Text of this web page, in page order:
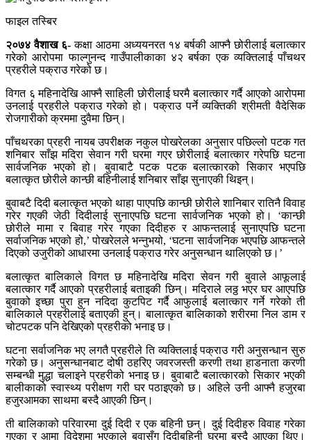
फाइल तस्बिर
२०७४ वैशाख ६-कक्षा आठमा अध्ययनरत १४ बर्षकी आफ्नै छोरीलाई बलात्कार
गरेको आरोपमा फाल्गुनन्द गाउँपालीकाका ४२ बर्षका एक व्यक्तिलाई पाँचथर
प्रहरीले पक्राउ गरेको छ।
विगत ६ महिनादेखि आफ्नै साहिली छोरीलाई घरमै बलात्कार गर्दै आएको आरोपमा
उनलाई प्रहरीले पक्राउ गरेको हो। पक्राउ पर्ने व्यक्तिकी श्रीमती वैदेसिक
रोजगारीको क्रममा दुवैमा छिन्।
पाँचथरका प्रहरी नायब उपरीक्षक नकुल पोखरेलका अनुसार पछिल्लो पटक गत
शनिबार साँझ मदिरा सेवान गरी घरमा गएर छोरीलाई बलात्कार गरेपछि घटना
सार्वजनिक भएको हो। बुवाबाटै पटक पटक बलात्कारको सिकार भएपछि
बलात्कृत छोरीले कान्छी बहिनीलाई शनिबार साँझ सुनाएकी थिइन्।
बुवाबटै दिदी बलात्कृत भएको थाहा पाएपछि कान्छी छोरीले शानिबार रातिनै विवाह
गरेर गएकी जेठी दिदीलाई सुनाएपछि घटना सार्वजनिक भएको हो। ‘कान्छी
छोरीले मामा र बिवाह गरेर गएका दिदीहरु र आफन्तलाई सुनाएपछि घटना
सर्वाजनिक भएको हो,’ पोखरेलले भन्नुभयो, ‘घटना सार्वजनिक भएपछि आफन्तले
दिएको उजुरीको आधारमा उनलाई पक्राउ गरेर अनुसन्धान थालिएको छ।’
बलात्कृत बालिकाले विगत छ महिनादेखि मदिरा सेवन गरी बुवाले आफूलाई
बलात्कार गर्दै आएको प्रहरीलाई बताइकी छिन्। मदिराले लठ्ठ भएर घर आएपछि
बुवाको इच्छा पुरा हुन नदिदा कुटपिट गर्दै आफुलाई बलात्कार गर्ने गरेको ती
बालिकाले प्रहरीलाई बताएकी हुन्। बालात्कृत बालिकाको शरीरमा निल डाम र
चोटपटक पनि देखिएको प्रहरीको भनाइ छ।
घटना सर्वाजनिक भए लगतै प्रहरीले ति व्यक्तिलाई पक्राउ गरी अनुसन्धान सुरु
गरेको छ। अनुसन्धानबाट दोषी ठहरिए जवरजस्ती करणी तथा हाडनाता करणी
सम्बन्धी मुद्धा चलाइने प्रहरीको भनाइ छ। बुवाबाटै बलात्कारको सिकार भएकी
बालीकाको स्वास्थ्य परीक्षण गरी घर पठाइएको छ। अहिले उनी आफ्नै हजुरबा
हजुरआमका साथमा बस्दै आएकी छिन्।
ती बालिकाको परिवारमा दुई दिदी र एक बहिनी छन्। दुई दिदीहरु विवाह गरेका
गएका र आमा विदेशमा भएकाले बुवासँग दिदीबहिनी घरमा बस्दै आएका थिए।